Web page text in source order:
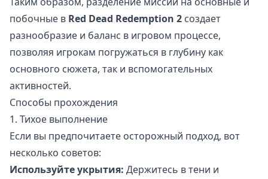
побочные в Red Dead Redemption 2 создает
разнообразие и баланс в игровом процессе,
позволяя игрокам погружаться в глубину как
основного сюжета, так и вспомогательных
активностей.
Способы прохождения
1. Тихое выполнение
Если вы предпочитаете осторожный подход, вот
несколько советов:
Используйте укрытия: Держитесь в тени и